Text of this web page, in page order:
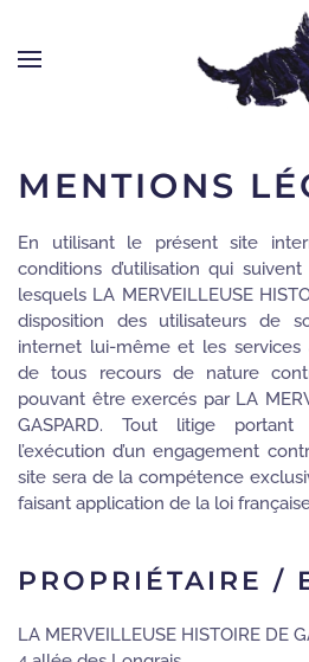
MENTIONS
En utilisant le présent site
conditions d’utilisation qui
lesquels LA MERVEILLEUSE
disposition des utilisateurs de
internet lui-même et les services
de tous recours de nature
pouvant être exercés par LA
GASPARD. Tout litige portant
l’exécution d’un engagement
site sera de la compétence
faisant application de la loi
PROPRIÉTAIRE /
LA MERVEILLEUSE HISTOIRE DE